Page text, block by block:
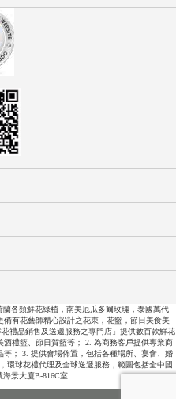
各類鮮花綠植，南美厄瓜多爾玫瑰，泰國萬代
有花藝師精心設計之花朿，花籃，節日美食美
禮品銷售及送遞服務之專門店」提供數百款鮮花
禮籃、節日賀籃等； 2. 為商務客戶提供專業商
； 3. 提供會場佈置，包括各種場所、宴會、婚
環球花禮代理及全球送遞服務，範圍包括全中國
景大廈B-816C室